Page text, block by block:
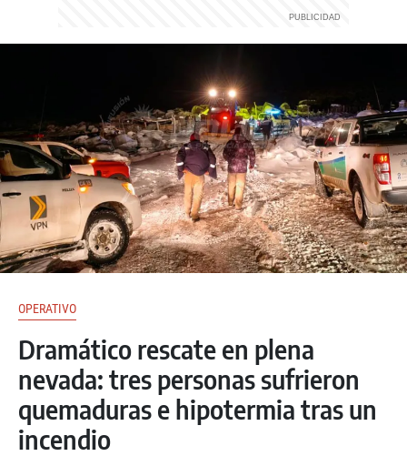
OPERATIVO
Dramático rescate en plena
nevada: tres personas sufrieron
quemaduras e hipotermia tras un
incendio